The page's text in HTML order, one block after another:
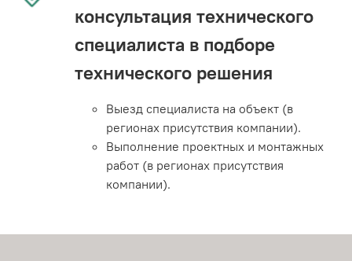
консультация технического
специалиста в подборе
технического решения
Выезд специалиста на объект (в
регионах присутствия компании).
Выполнение проектных и монтажных
работ (в регионах присутствия
компании).